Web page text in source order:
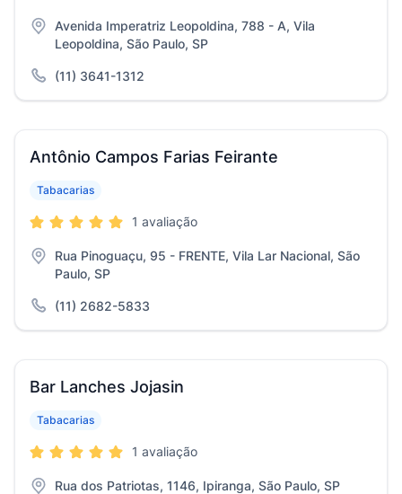
Avenida Imperatriz Leopoldina, 788 - A, Vila
Leopoldina, São Paulo, SP
(11) 3641-1312
Antônio Campos Farias Feirante
Tabacarias
1 avaliação
Rua Pinoguaçu, 95 - FRENTE, Vila Lar Nacional, São
Paulo, SP
(11) 2682-5833
Bar Lanches Jojasin
Tabacarias
1 avaliação
Rua dos Patriotas, 1146, Ipiranga, São Paulo, SP